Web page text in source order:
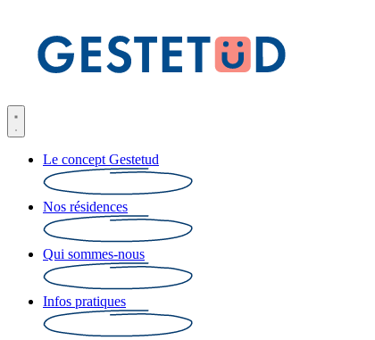
Le concept Gestetud
Nos résidences
Qui sommes-nous
Infos pratiques